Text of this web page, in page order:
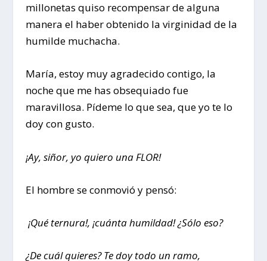
millonetas quiso recompensar de alguna
manera el haber obtenido la virginidad de la
humilde muchacha.
María, estoy muy agradecido contigo, la
noche que me has obsequiado fue
maravillosa. Pídeme lo que sea, que yo te lo
doy con gusto.
¡Ay, siñor, yo quiero una FLOR!
El hombre se conmovió y pensó:
¡Qué ternura!, ¡cuánta humildad! ¿Sólo eso?
¿De cuál quieres? Te doy todo un ramo,